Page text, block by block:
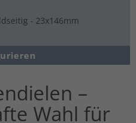
- 23x146mm
–
Wahl für